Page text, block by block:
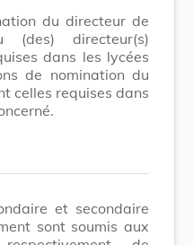
du directeur de
(des) directeur(s)
dans les lycées
de nomination du
celles requises dans
et secondaire
sont soumis aux